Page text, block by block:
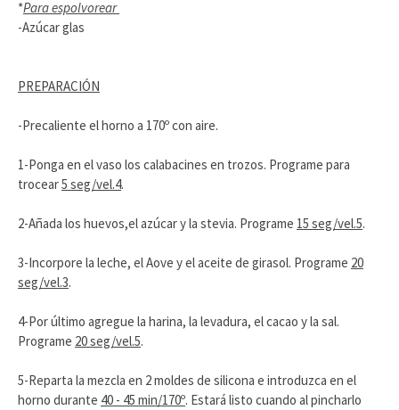
*Para espolvorear
-Azúcar glas
PREPARACIÓN
-Precaliente el horno a 170º con aire.
1-Ponga en el vaso los calabacines en trozos. Programe para
trocear5 seg/vel.4.
2-Añada los huevos,el azúcar y la stevia. Programe 15 seg/vel.5.
3-Incorpore la leche, el Aove y el aceite de girasol. Programe 20
seg/vel.3.
4-Por último agregue la harina, la levadura, el cacao y la sal.
Programe 20 seg/vel.5.
5-Reparta la mezcla en 2 moldes de silicona e introduzca en el
horno durante 40 - 45 min/170º. Estará listo cuando al pincharlo